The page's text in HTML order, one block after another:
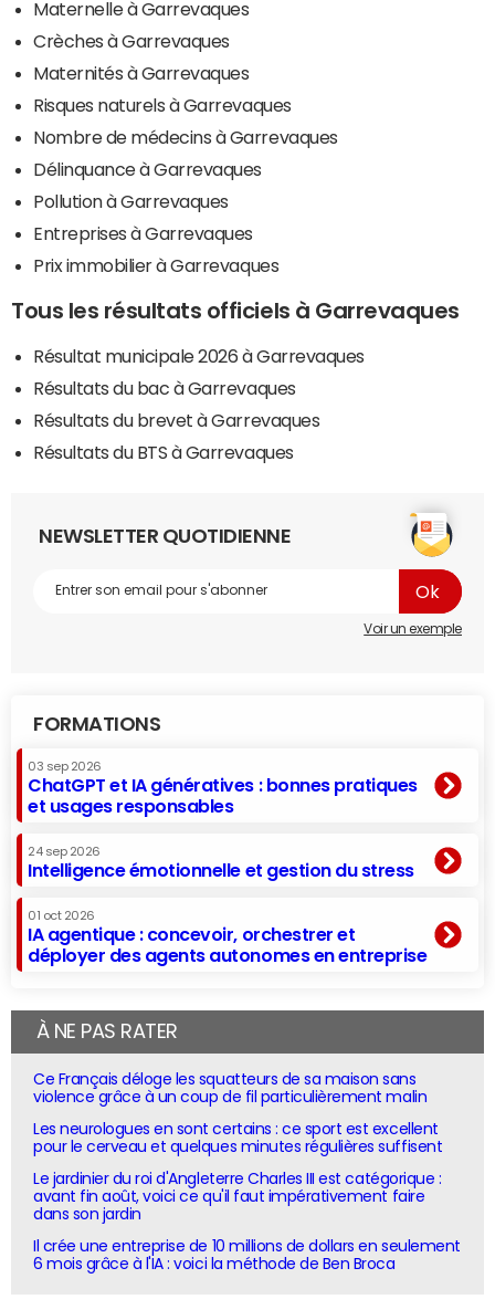
Maternelle à Garrevaques
Crèches à Garrevaques
Maternités à Garrevaques
Risques naturels à Garrevaques
Nombre de médecins à Garrevaques
Délinquance à Garrevaques
Pollution à Garrevaques
Entreprises à Garrevaques
Prix immobilier à Garrevaques
Tous les résultats officiels à Garrevaques
Résultat municipale 2026 à Garrevaques
Résultats du bac à Garrevaques
Résultats du brevet à Garrevaques
Résultats du BTS à Garrevaques
NEWSLETTER QUOTIDIENNE
Voir un exemple
FORMATIONS
03 sep 2026
ChatGPT et IA génératives : bonnes pratiques
et usages responsables
24 sep 2026
Intelligence émotionnelle et gestion du stress
01 oct 2026
IA agentique : concevoir, orchestrer et
déployer des agents autonomes en entreprise
À NE PAS RATER
Ce Français déloge les squatteurs de sa maison sans
violence grâce à un coup de fil particulièrement malin
Les neurologues en sont certains : ce sport est excellent
pour le cerveau et quelques minutes régulières suffisent
Le jardinier du roi d'Angleterre Charles III est catégorique :
avant fin août, voici ce qu'il faut impérativement faire
dans son jardin
Il crée une entreprise de 10 millions de dollars en seulement
6 mois grâce à l'IA : voici la méthode de Ben Broca